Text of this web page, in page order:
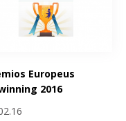
Europeus
2016